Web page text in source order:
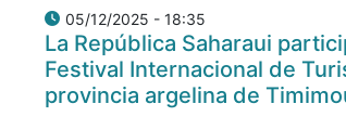
05/12/2025 - 18:35
La República Saharaui
Festival Internacional de
provincia argelina de